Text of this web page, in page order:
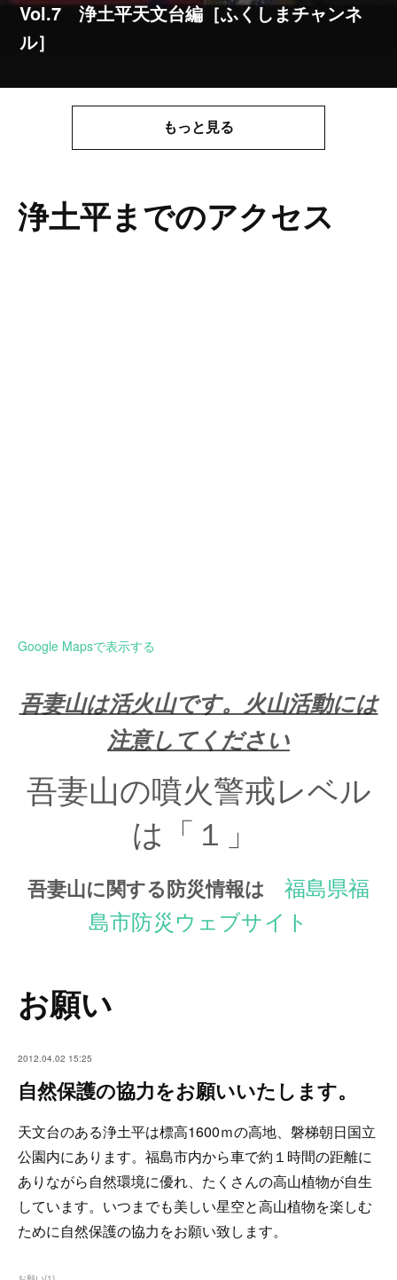
Vol.7 浄土平天文台編［ふくしまチャンネ
ル］
もっと見る
浄土平までのアクセス
Google Mapsで表示する
吾妻山は活火山です。火山活動には
注意してください
吾妻山の噴火警戒レベル
は「１」
吾妻山に関する防災情報は 福島県福
島市防災ウェブサイト
お願い
2012.04.02 15:25
自然保護の協力をお願いいたします。
天文台のある浄土平は標高1600ｍの高地、磐梯朝日国立
公園内にあります。福島市内から車で約１時間の距離に
ありながら自然環境に優れ、たくさんの高山植物が自生
しています。いつまでも美しい星空と高山植物を楽しむ
ために自然保護の協力をお願い致します。